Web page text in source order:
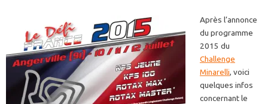
Après l’annonce
du programme
2015 du
Challenge
Minarelli, voici
quelques infos
concernant le